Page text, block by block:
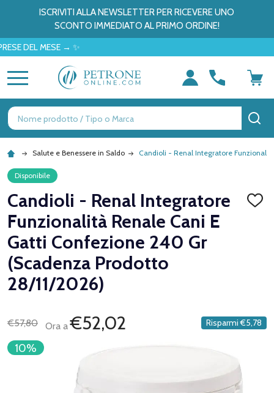
ISCRIVITI ALLA NEWSLETTER PER RICEVERE UNO
SCONTO IMMEDIATO AL PRIMO ORDINE!
MESE → ✨
Ricerca
Salute e Benessere in Saldo Candioli - Renal Integratore
Disponibile
Candioli - Renal Integratore
Funzionalità Renale Cani E
Gatti Confezione 240 Gr
(Scadenza Prodotto
28/11/2026)
€57,80 Ora a€52,02 Risparmi €5,78
10%